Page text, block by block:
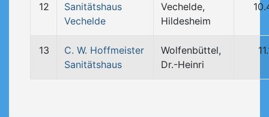
12
Sanitätshaus
Vechelde
Vechelde,
Hildesheim
13
C. W. Hoffmeister
Sanitätshaus
Wolfenbüttel,
Dr.-Heinri